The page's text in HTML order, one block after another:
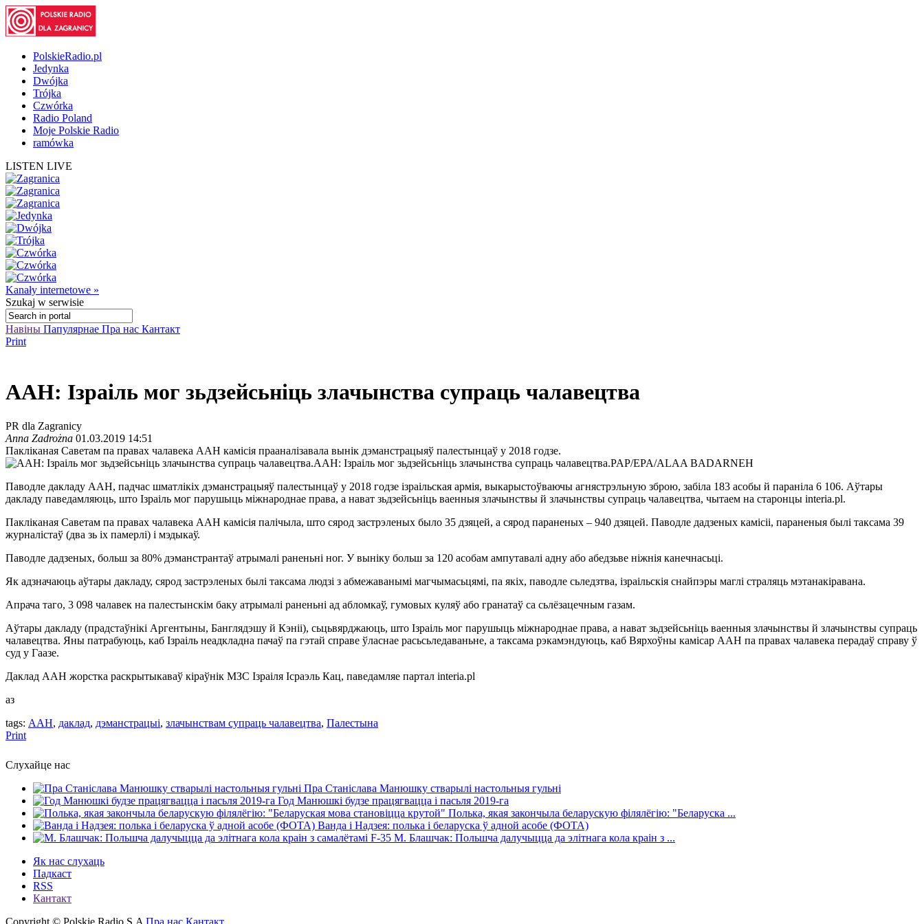
PolskieRadio.pl
Jedynka
Dwójka
Trójka
Czwórka
Radio Poland
Moje Polskie Radio
ramówka
LISTEN LIVE
Kanały internetowe »
Szukaj w serwisie
Навіны Папулярнае Пра нас Кантакт
Print
ААН: Ізраіль мог зьдзейсьніць злачынства супраць чалавецтва
PR dla Zagranicy
Anna Zadrożna 01.03.2019 14:51
Пакліканая Саветам па правах чалавека ААН камісія прааналізавала вынік дэманстрацыяў палестынцаў у 2018 годзе.
ААН: Ізраіль мог зьдзейсьніць злачынства супраць чалавецтва.PAP/EPA/ALAA BADARNEH
Паводле дакладу ААН, падчас шматлікіх дэманстрацыяў палестынцаў у 2018 годзе ізраільская армія, выкарыстоўваючы агнястрэльную зброю, забіла 183 асобы й параніла 6 106. Аўтары
дакладу паведамляюць, што Ізраіль мог парушыць міжнароднае права, а нават зьдзейсьніць ваенныя злачынствы й злачынствы супраць чалавецтва, чытаем на старонцы interia.pl.
Пакліканая Саветам па правах чалавека ААН камісія палічыла, што сярод застрэленых было 35 дзяцей, а сярод параненых – 940 дзяцей. Паводле дадзеных камісіі, параненыя былі таксама 39
журналістаў (два зь іх памерлі) і мэдыкаў.
Паводле дадзеных, больш за 80% дэманстрантаў атрымалі раненьні ног. У выніку больш за 120 асобам ампутавалі адну або абедзьве ніжнія канечнасьці.
Як адзначаюць аўтары дакладу, сярод застрэленых былі таксама людзі з абмежаванымі магчымасьцямі, па якіх, паводле сьледзтва, ізраільскія снайпэры маглі страляць мэтанакіравана.
Апрача таго, 3 098 чалавек на палестынскім баку атрымалі раненьні ад абломкаў, гумовых куляў або гранатаў са сьлёзацечным газам.
Аўтары дакладу (прадстаўнікі Аргентыны, Банглядэшу й Кэніі), сьцьвярджаюць, што Ізраіль мог парушыць міжнароднае права, а нават зьдзейсьніць ваенныя злачынствы й злачынствы супраць
чалавецтва. Яны патрабуюць, каб Ізраіль неадкладна пачаў па гэтай справе ўласнае расьсьледаваньне, а таксама рэкамэндуюць, каб Вярхоўны камісар ААН па правах чалавека перадаў справу ў
суд у Гаазе.
Даклад ААН жорстка раскрытыкаваў кіраўнік МЗС Ізраіля Ісраэль Кац, паведамляе партал interia.pl
аз
tags: ААН, даклад, дэманстрацыi, злачынствам супраць чалавецтва, Палестына
Print
Слухайце нас
Пра Станіслава Манюшку стварылі настольныя гульні
Год Манюшкі будзе працягвацца і пасьля 2019-га
Полька, якая закончыла беларускую філялёгію: "Беларуска ...
Ванда і Надзея: полька і беларуска ў адной асобе (ФОТА)
М. Блашчак: Польшча далучыцца да элітнага кола краін з ...
Як нас слухаць
Падкаст
RSS
Кантакт
Copyright © Polskie Radio S.A Пра нас Кантакт